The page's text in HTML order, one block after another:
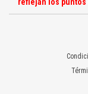
reflejan los